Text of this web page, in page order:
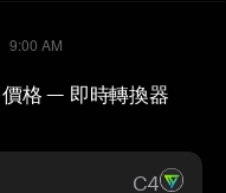
格 — 即時轉換器
C4